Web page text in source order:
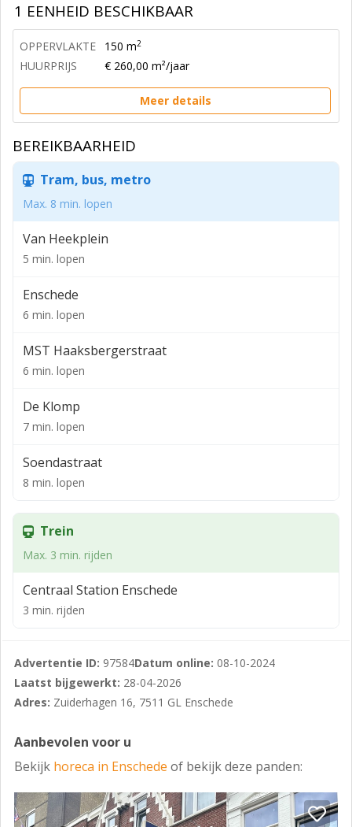
1 EENHEID BESCHIKBAAR
OPPERVLAKTE 150 m2
HUURPRIJS € 260,00 m²/jaar
Meer details
BEREIKBAARHEID
Tram, bus, metro
Max. 8 min. lopen
Van Heekplein
5 min. lopen
Enschede
6 min. lopen
MST Haaksbergerstraat
6 min. lopen
De Klomp
7 min. lopen
Soendastraat
8 min. lopen
Trein
Max. 3 min. rijden
Centraal Station Enschede
3 min. rijden
Advertentie ID: 97584Datum online: 08-10-2024
Laatst bijgewerkt: 28-04-2026
Adres: Zuiderhagen 16, 7511 GL Enschede
Aanbevolen voor u
Bekijk horeca in Enschede of bekijk deze panden: